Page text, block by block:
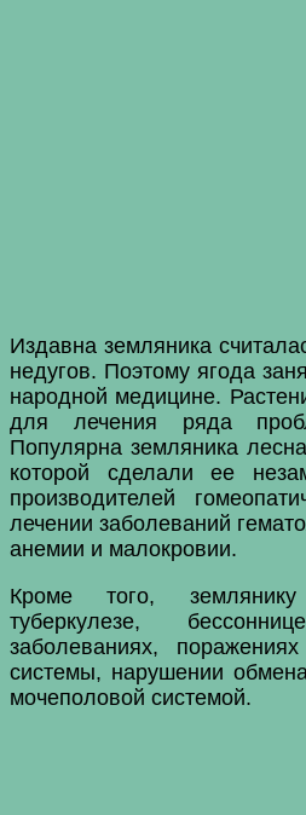
Издавна земляника
недугов. Поэтому ягода
народной медицине.
для лечения ряда
Популярна земляника
которой сделали ее
производителей
лечении заболеваний
анемии и малокровии.
Кроме того,
туберкулезе,
заболеваниях, поражениях
системы, нарушении
мочеполовой системой.